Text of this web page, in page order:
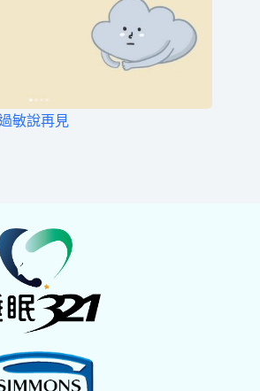
敏說再見